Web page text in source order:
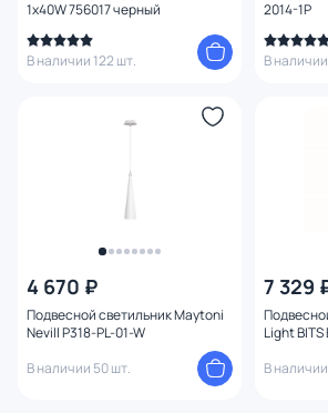
1х40W 756017 черный
В наличии 122 шт.
2014-1P
В
4 670 ₽
Подвесной светильник Maytoni
Nevill P318-PL-01-W
В наличии 50 шт.
7 329
Light BITS
В